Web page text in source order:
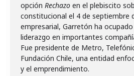
opción Rechazo en el plebiscito
constitucional el 4 de septiembre
empresarial, Garretón ha
liderazgo en importantes
Fue presidente de Metro,
Fundación Chile, una entidad
y el emprendimiento.